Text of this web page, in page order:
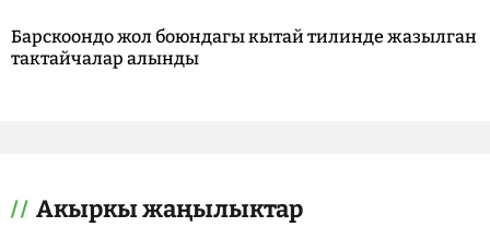
Барскоондо жол боюндагы кытай тилинде жазылган
тактайчалар алынды
Акыркы жаңылыктар